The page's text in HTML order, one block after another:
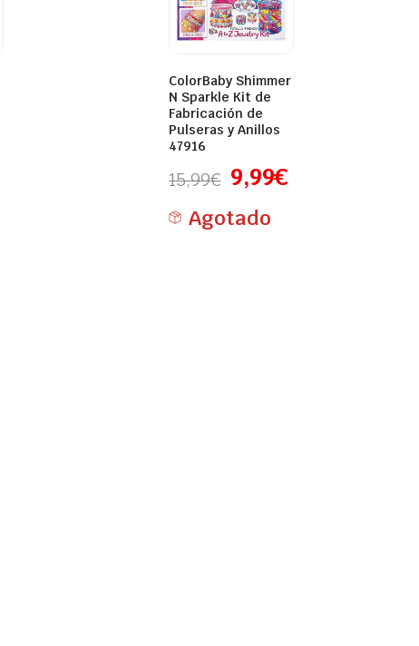
ColorBaby Shimmer
N Sparkle Kit de
Fabricación de
Pulseras y Anillos
47916
15,99€ 9,99€
Agotado